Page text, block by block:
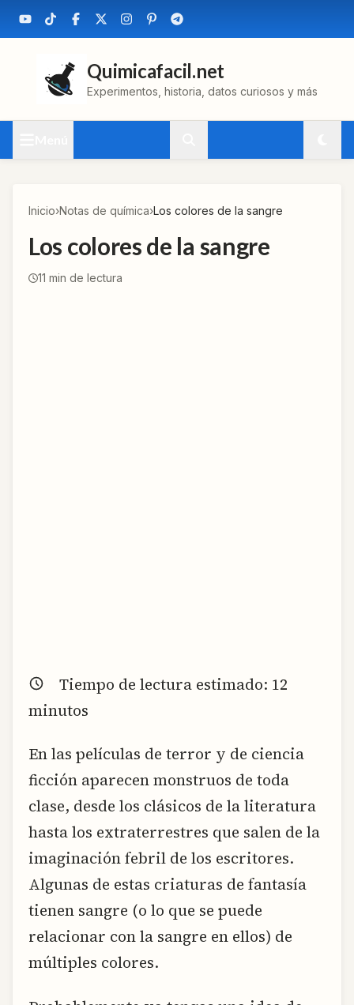
Quimicafacil.net
Experimentos, historia, datos curiosos y más
Inicio›Notas de química›Los colores de la sangre
Los colores de la sangre
11 min de lectura
Tiempo de lectura estimado: 12
minutos
En las películas de terror y de ciencia
ficción aparecen monstruos de toda
clase, desde los clásicos de la literatura
hasta los extraterrestres que salen de la
imaginación febril de los escritores.
Algunas de estas criaturas de fantasía
tienen sangre (o lo que se puede
relacionar con la sangre en ellos) de
múltiples colores.